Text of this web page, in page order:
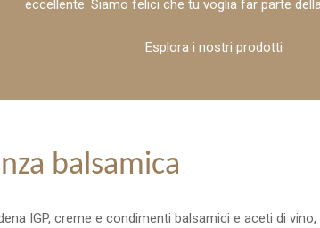
eccellente. Siamo felici che tu voglia far parte
Esplora i nostri prodotti
balsamica
IGP, creme e condimenti balsamici e aceti di